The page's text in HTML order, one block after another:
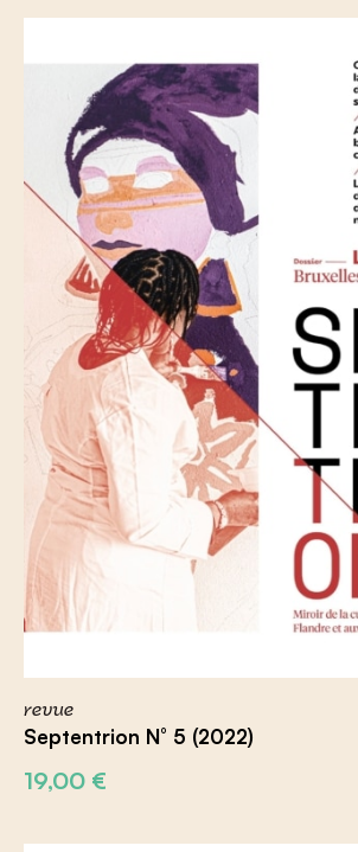
revue
Septentrion N° 5 (2022)
19,00 €